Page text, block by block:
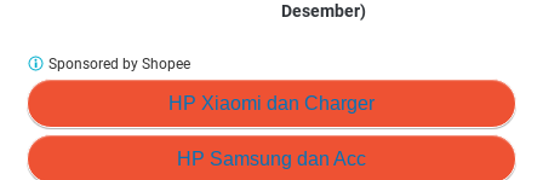
Desember)
HP Xiaomi dan Charger
HP Samsung dan Acc
Sponsored by Shopee